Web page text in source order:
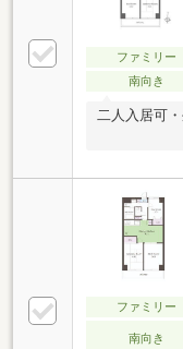
ファミリー
南向き
二人入居可
ファミリー
南向き